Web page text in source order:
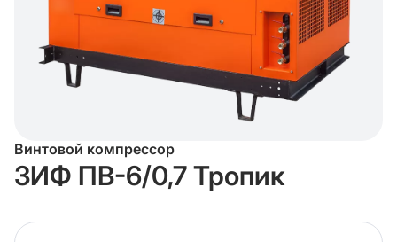
Винтовой компрессор
ЗИФ ПВ-6/0,7 Тропик